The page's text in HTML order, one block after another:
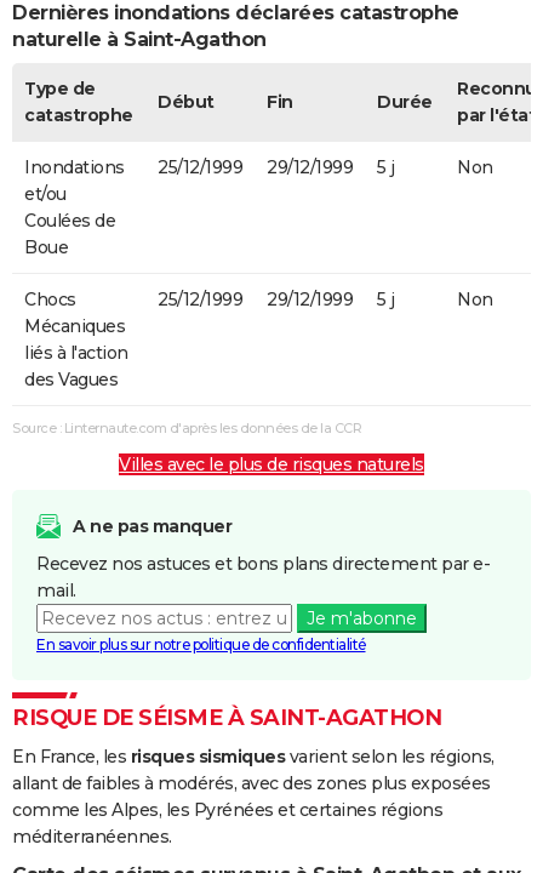
Dernières inondations déclarées catastrophe
naturelle à Saint-Agathon
Type de
catastrophe
Début Fin Durée
par l'état
Inondations
et/ou
Coulées de
Boue
25/12/1999 29/12/1999 5 j Non
Chocs
Mécaniques
liés à l'action
des Vagues
25/12/1999 29/12/1999 5 j Non
Source : Linternaute.com d'après les données de la CCR
Villes avec le plus de risques naturels
A ne pas manquer
Recevez nos astuces et bons plans directement par e-
mail.
Je m'abonne
En savoir plus sur notre politique de confidentialité
RISQUE DE SÉISME À SAINT-AGATHON
En France, les risques sismiquesvarient selon les régions,
allant de faibles à modérés, avec des zones plus exposées
comme les Alpes, les Pyrénées et certaines régions
méditerranéennes.